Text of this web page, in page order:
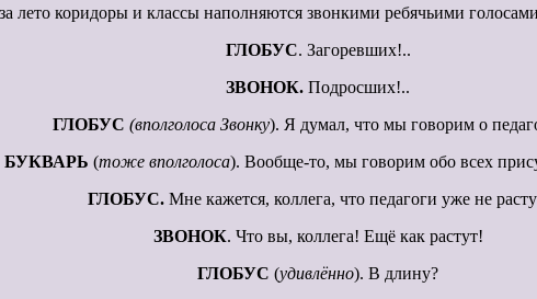
лето коридоры и классы наполняются звонкими ребячьими
ГЛОБУС. Загоревших!..
ЗВОНОК. Подросших!..
ГЛОБУС (вполголоса Звонку). Я думал, что мы говорим о
БУКВАРЬ (тоже вполголоса). Вообще-то, мы говорим обо всех
ГЛОБУС. Мне кажется, коллега, что педагоги уже не
ЗВОНОК. Что вы, коллега! Ещё как растут!
ГЛОБУС (удивлённо). В длину?